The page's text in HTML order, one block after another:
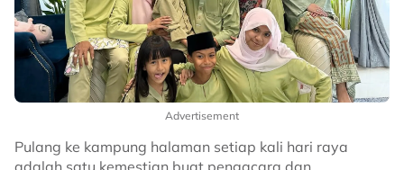
Advertisement
Pulang ke kampung halaman setiap kali hari raya